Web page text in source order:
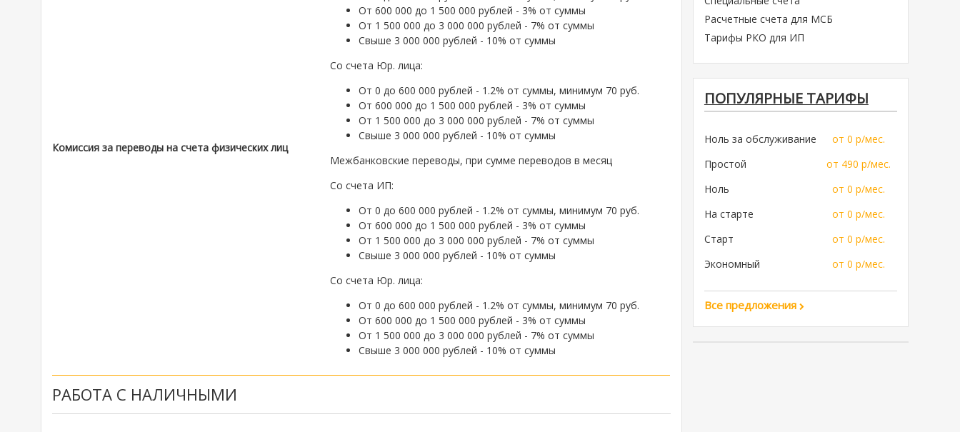
Комиссия за переводы на счета физических лиц
От 600 000 до 1 500 000 рублей - 3% от суммы
От 1 500 000 до 3 000 000 рублей - 7% от суммы
Свыше 3 000 000 рублей - 10% от суммы
Со счета Юр. лица:
От 0 до 600 000 рублей - 1.2% от суммы, минимум 70 руб.
От 600 000 до 1 500 000 рублей - 3% от суммы
От 1 500 000 до 3 000 000 рублей - 7% от суммы
Свыше 3 000 000 рублей - 10% от суммы
Межбанковские переводы, при сумме переводов в месяц
Со счета ИП:
От 0 до 600 000 рублей - 1.2% от суммы, минимум 70 руб.
От 600 000 до 1 500 000 рублей - 3% от суммы
От 1 500 000 до 3 000 000 рублей - 7% от суммы
Свыше 3 000 000 рублей - 10% от суммы
Со счета Юр. лица:
От 0 до 600 000 рублей - 1.2% от суммы, минимум 70 руб.
От 600 000 до 1 500 000 рублей - 3% от суммы
От 1 500 000 до 3 000 000 рублей - 7% от суммы
Свыше 3 000 000 рублей - 10% от суммы
РАБОТА С НАЛИЧНЫМИ
Расчетные счета для МСБ
Тарифы РКО для ИП
ПОПУЛЯРНЫЕ ТАРИФЫ
Ноль за обслуживание
от 0 р/мес.
Простой
от 490 р/мес.
Ноль
от 0 р/мес.
На старте
от 0 р/мес.
Старт
от 0 р/мес.
Экономный
от 0 р/мес.
Все предложения